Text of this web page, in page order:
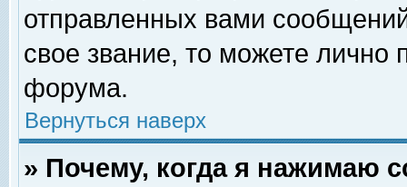
отправленных вами
свое звание, то можете лично
форума.
Вернуться наверх
» Почему, когда я нажимаю